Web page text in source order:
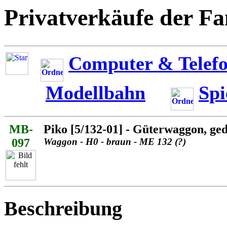
Privatverkäufe der
Computer &
Modellbahn
MB-
097
Piko [5/132-01] - Güterwaggon,
Waggon - H0 - braun - ME 132 (?)
Beschreibung